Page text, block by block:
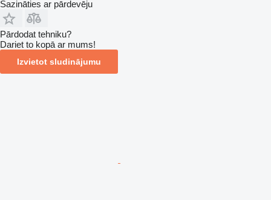
Sazināties ar pārdevēju
Pārdodat tehniku?
Dariet to kopā ar mums!
Izvietot sludinājumu